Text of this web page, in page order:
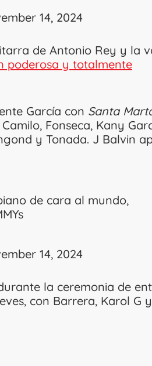
14, 2024
de Antonio Rey y la
poderosa y totalmente
García con Santa
Fonseca, Kany
y Tonada. J Balvin
de cara al mundo,
14, 2024
la ceremonia de
con Barrera, Karol G